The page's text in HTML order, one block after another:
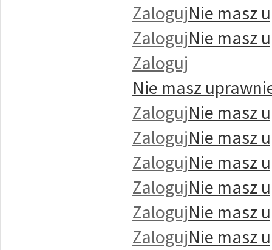
ZalogujNie masz
ZalogujNie masz
Zaloguj
Nie masz
ZalogujNie masz
ZalogujNie masz
ZalogujNie masz
ZalogujNie masz
ZalogujNie masz
ZalogujNie masz